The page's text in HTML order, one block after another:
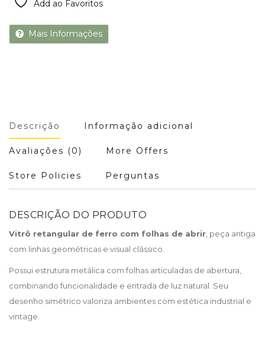
Add ao Favoritos
Mais Informações
Descrição Informação adicional
Avaliações (0) More Offers
Store Policies Perguntas
DESCRIÇÃO DO PRODUTO
Vitrô retangular de ferro com folhas de abrir , peça antiga
com linhas geométricas e visual clássico.
Possui estrutura metálica com folhas articuladas de abertura,
combinando funcionalidade e entrada de luz natural. Seu
desenho simétrico valoriza ambientes com estética industrial e
vintage.